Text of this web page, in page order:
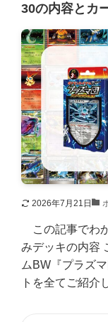
30の内容とカ
2026年7月21日
この記事でわ
みデッキの内容
ムBW『プラズ
トを全てご紹介